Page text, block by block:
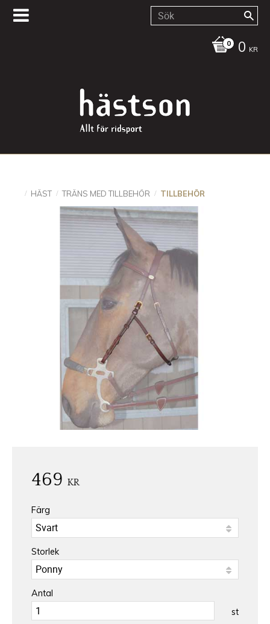
0 KR
HÄST TRÄNS MED TILLBEHÖR TILLBEHÖR
469 KR
Färg
Storlek
Antal
st